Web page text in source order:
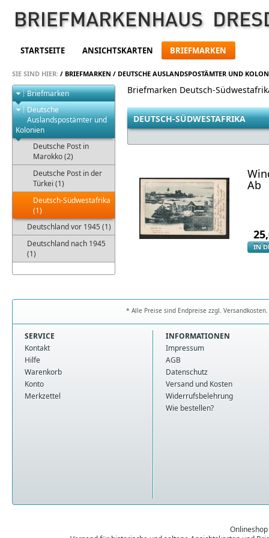
STARTSEITE ANSICHTSKARTEN BRIEFMARKEN
SIE SIND HIER: / BRIEFMARKEN / DEUTSCHE AUSLANDSPOSTÄMTER UND
Briefmarken
Deutsche
Auslandspostämter und
Kolonien
Deutsche Post in
Marokko (2)
Deutsche Post in der
Türkei (1)
Deutsch-Südwestafrika
(1)
Deutschland vor 1945 (1)
Deutschland nach 1945
(1)
Briefmarken Deutsch-
DEUTSCH-SÜDWESTAFRIKA
Ab
IN
* Alle Preise sind Endpreise zzgl.
SERVICE
Kontakt
Hilfe
Warenkorb
Konto
Merkzettel
INFORMATIONEN
Impressum
AGB
Datenschutz
Versand und Kosten
Widerrufsbelehrung
Wie bestellen?